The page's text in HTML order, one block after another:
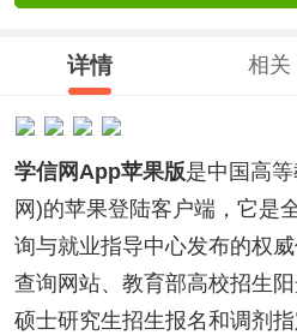
详情 相关
学信网App苹果版是中国高
网)的苹果登陆客户端，它是
询与就业指导中心发布的权
查询网站、教育部高校招生
硕士研究生招生报名和调剂